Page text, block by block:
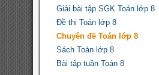
Giải bài tập SGK Toán lớp 8
Đề thi Toán lớp 8
Chuyên đề Toán lớp 8
Sách Toán lớp 8
Bài tập tuần Toán 8